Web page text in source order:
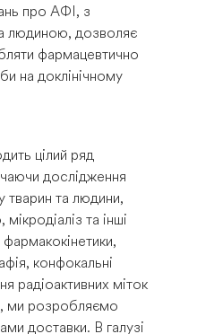
про АФІ, з
людиною, дозволяє
фармацевтично
на доклінічному
цілий ряд
дослідження
тварин та людини,
та інші
конфокальні
радіоактивних міток
ми розробляємо
доставки. В галузі